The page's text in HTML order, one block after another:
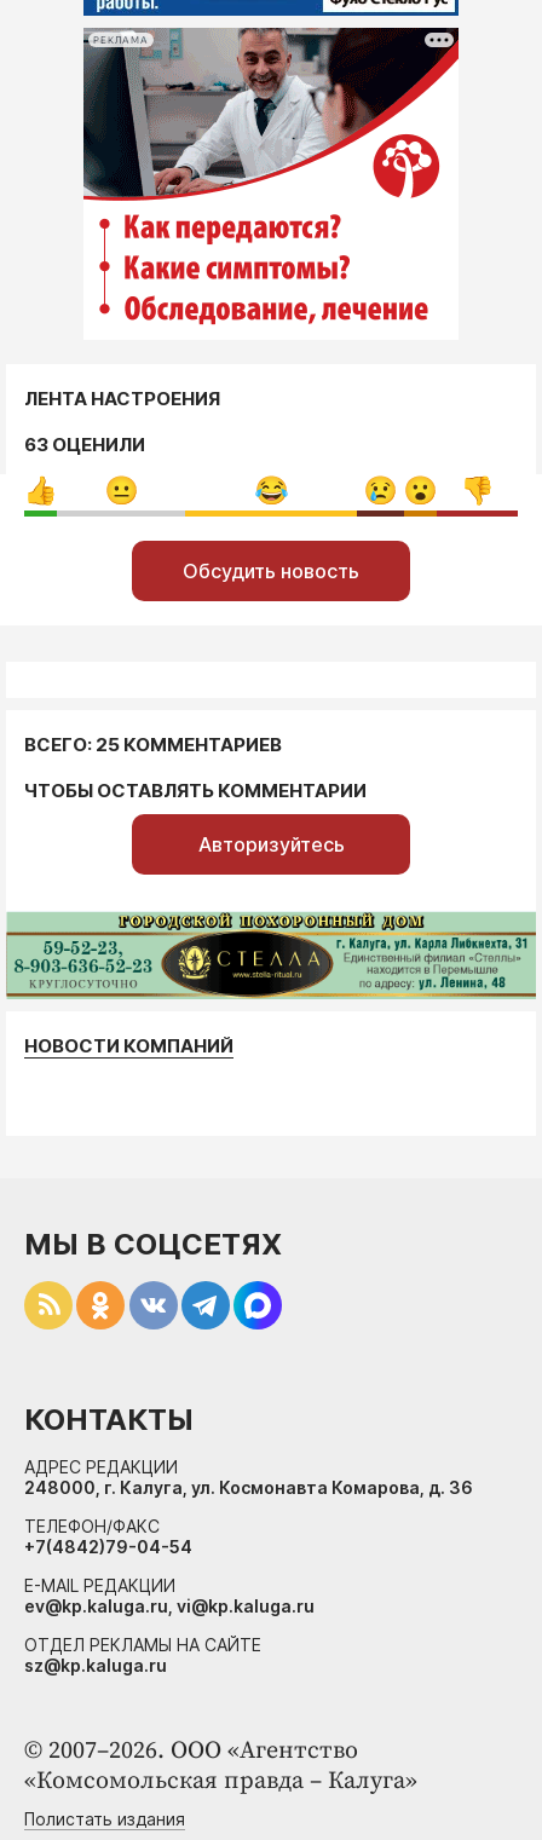
РЕКЛАМА
ЛЕНТА НАСТРОЕНИЯ
63 ОЦЕНИЛИ
Обсудить новость
ВСЕГО: 25 КОММЕНТАРИЕВ
ЧТОБЫ ОСТАВЛЯТЬ КОММЕНТАРИИ
Авторизуйтесь
НОВОСТИ КОМПАНИЙ
© 2007–2026. ООО «Агентство
«Комсомольская правда – Калуга»
Полистать издания
МЫ В СОЦСЕТЯХ
КОНТАКТЫ
АДРЕС РЕДАКЦИИ
248000, г. Калуга, ул. Космонавта Комарова, д. 36
ТЕЛЕФОН/ФАКС
+7(4842)79-04-54
E-MAIL РЕДАКЦИИ
ev@kp.kaluga.ru, vi@kp.kaluga.ru
ОТДЕЛ РЕКЛАМЫ НА САЙТЕ
sz@kp.kaluga.ru